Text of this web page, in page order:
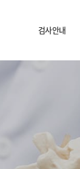
검사안내